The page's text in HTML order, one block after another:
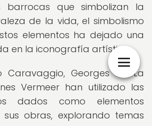
que simbolizan la
de la vida, el simbolismo
elementos ha dejado una
en la iconografía artística.
Caravaggio, Georges de La
Vermeer han utilizado las
dados como elementos
sus obras, explorando temas